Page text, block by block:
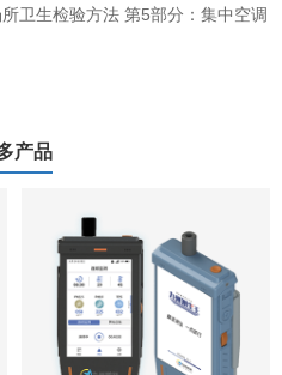
卫生检验方法 第5部分：集中空调
产品